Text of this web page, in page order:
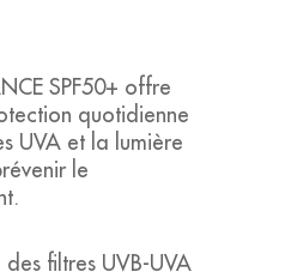
SPF50+ offre
quotidienne
UVA et la lumière
le
filtres UVB-UVA